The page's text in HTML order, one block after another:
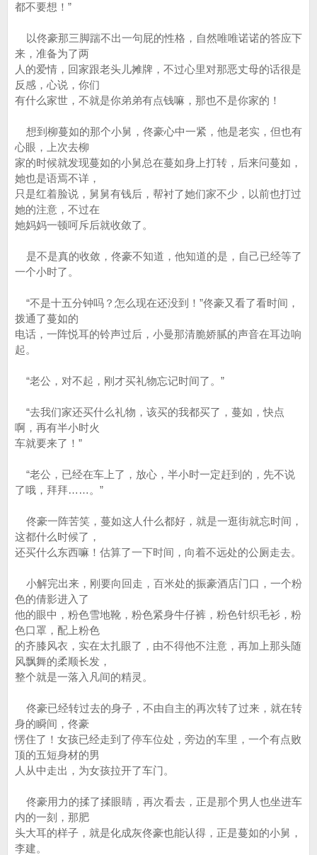
都不要想！”
以佟豪那三脚踹不出一句屁的性格，自然唯唯诺诺的答应下
来，准备为了两
人的爱情，回家跟老头儿摊牌，不过心里对那恶丈母的话很是
反感，心说，你们
有什么家世，不就是你弟弟有点钱嘛，那也不是你家的！
想到柳蔓如的那个小舅，佟豪心中一紧，他是老实，但也有
心眼，上次去柳
家的时候就发现蔓如的小舅总在蔓如身上打转，后来问蔓如，
她也是语焉不详，
只是红着脸说，舅舅有钱后，帮衬了她们家不少，以前也打过
她的注意，不过在
她妈妈一顿呵斥后就收敛了。
是不是真的收敛，佟豪不知道，他知道的是，自己已经等了
一个小时了。
“不是十五分钟吗？怎么现在还没到！”佟豪又看了看时间，
拨通了蔓如的
电话，一阵悦耳的铃声过后，小曼那清脆娇腻的声音在耳边响
起。
“老公，对不起，刚才买礼物忘记时间了。”
“去我们家还买什么礼物，该买的我都买了，蔓如，快点
啊，再有半小时火
车就要来了！”
“老公，已经在车上了，放心，半小时一定赶到的，先不说
了哦，拜拜……。”
佟豪一阵苦笑，蔓如这人什么都好，就是一逛街就忘时间，
这都什么时候了，
还买什么东西嘛！估算了一下时间，向着不远处的公厕走去。
小解完出来，刚要向回走，百米处的振豪酒店门口，一个粉
色的倩影进入了
他的眼中，粉色雪地靴，粉色紧身牛仔裤，粉色针织毛衫，粉
色口罩，配上粉色
的齐膝风衣，实在太扎眼了，由不得他不注意，再加上那头随
风飘舞的柔顺长发，
整个就是一落入凡间的精灵。
佟豪已经转过去的身子，不由自主的再次转了过来，就在转
身的瞬间，佟豪
愣住了！女孩已经走到了停车位处，旁边的车里，一个有点败
顶的五短身材的男
人从中走出，为女孩拉开了车门。
佟豪用力的揉了揉眼睛，再次看去，正是那个男人也坐进车
内的一刻，那肥
头大耳的样子，就是化成灰佟豪也能认得，正是蔓如的小舅，
李建。